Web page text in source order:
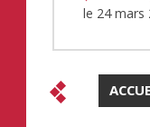
le 24 mars